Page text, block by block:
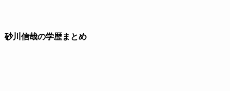
砂川信哉の学歴まとめ